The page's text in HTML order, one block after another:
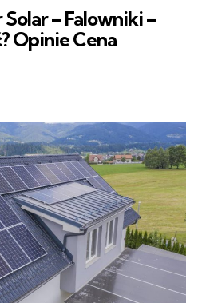
– Falowniki –
Opinie Cena